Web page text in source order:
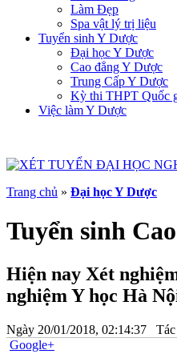
Làm Đẹp
Spa vật lý trị liệu
Tuyển sinh Y Dược
Đại học Y Dược
Cao đẳng Y Dược
Trung Cấp Y Dược
Kỳ thi THPT Quốc
Việc làm Y Dược
Trang chủ » Đại học Y Dược
Tuyển sinh
Hiện nay Xét
nghiệm Y học Hà
Ngày 20/01/2018, 02:14:37 Tác
Google+